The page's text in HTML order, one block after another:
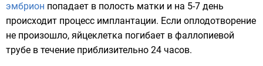
эмбрион попадает в полость матки и на 5-7 день
происходит процесс имплантации. Если оплодотворение
не произошло, яйцеклетка погибает в фаллопиевой
трубе в течение приблизительно 24 часов.